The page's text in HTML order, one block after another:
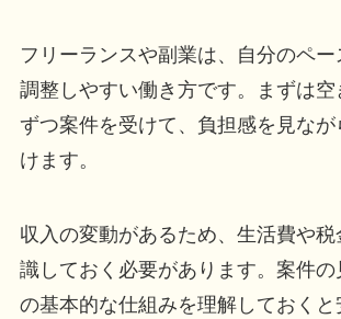
フリーランスや副業は、自分のペー
調整しやすい働き方です。まずは空
ずつ案件を受けて、負担感を見なが
けます。
収入の変動があるため、生活費や
識しておく必要があります。案件の
の基本的な仕組みを理解しておくと